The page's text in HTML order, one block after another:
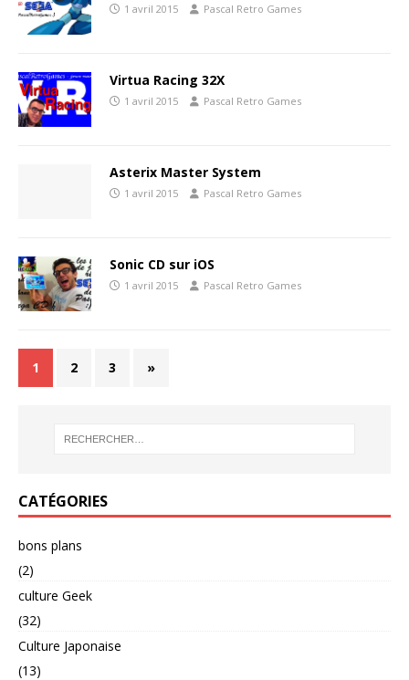
1 avril 2015 Pascal Retro Games
Virtua Racing 32X
1 avril 2015 Pascal Retro Games
Asterix Master System
1 avril 2015 Pascal Retro Games
Sonic CD sur iOS
1 avril 2015 Pascal Retro Games
1 2 3 »
CATÉGORIES
bons plans
(2)
culture Geek
(32)
Culture Japonaise
(13)